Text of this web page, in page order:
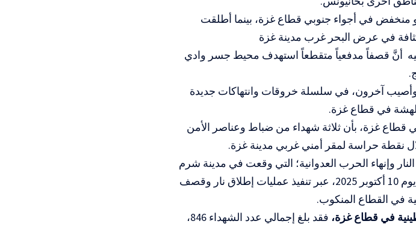
منخفض في أجواء جنوبي قطاع غزة، بينما أطلقت
بكثافة في عرض البحر غرب مدينة غزة
أنَّ قصفاً مدفعياً متقطعاً استهدف محيط جسر وادي
آخرون، في سلسلة خروقات وانتهاكات جديدة
الهشة في قطاع غزة.
قطاع غزة، بأن ثلاثة شهداء من ضباط وعناصر الأمن
نقطة حراسة لمقر أمني غربي مدينة غزة.
وإنهاء الحرب العدوانية؛ التي وقعت في مدينة شرم
الشيخ المصرية بوساطة عربية وأمريكية، يوم 10 أكتوبر 2025، عبر تنفيذ عمليات إطلاق نار وقصف
في القطاع المنكوب.
في قطاع غزة،
فقد بلغ إجمالي عدد الشهداء 846،